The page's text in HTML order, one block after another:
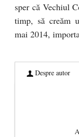
sper că Vechiul
timp, să creăm
mai 2014,
Despre autor